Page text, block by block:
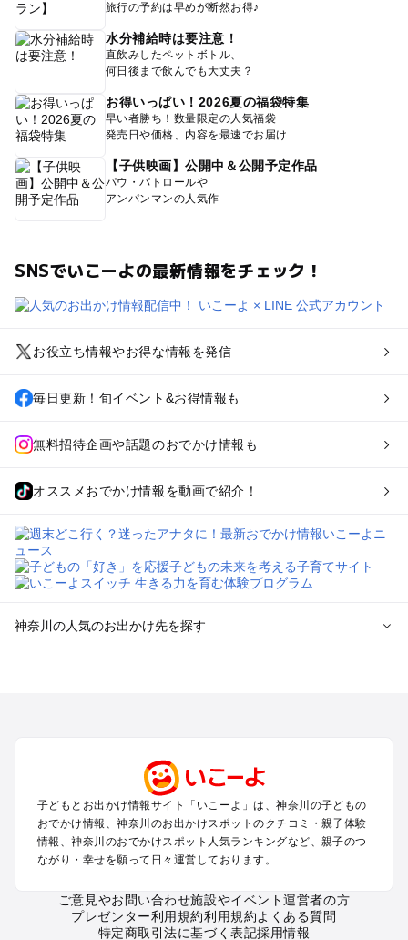
旅行の予約は早めが断然お得♪
水分補給時は要注意！
直飲みしたペットボトル、
何日後まで飲んでも大丈夫？
お得いっぱい！2026夏の福袋特集
早い者勝ち！数量限定の人気福袋
発売日や価格、内容を最速でお届け
【子供映画】公開中＆公開予定作品
パウ・パトロールや
アンパンマンの人気作
SNSでいこーよの最新情報をチェック！
お役立ち情報やお得な情報を発信
毎日更新！旬イベント&お得情報も
無料招待企画や話題のおでかけ情報も
オススメおでかけ情報を動画で紹介！
神奈川の人気のお出かけ先を探す
小田原・熱海・湯河原・真鶴のプールお出かけ
町田・相模原・愛川・上野原のプールお出かけ
新横浜・港北エリア・日吉・青葉台・鶴見のプールお出かけ
川崎のプールお出かけ
海老名・厚木のプールお出かけ
箱根（湯本・強羅・小涌谷・仙石原・芦ノ湖）のプールお出か
子どもとお出かけ情報サイト「いこーよ」は、神奈川の子どもの
おでかけ情報、神奈川のお出かけスポットのクチコミ・親子体験
情報、神奈川のおでかけスポット人気ランキングなど、親子のつ
ながり・幸せを願って日々運営しております。
ご意見やお問い合わせ施設やイベント運営者の方
プレゼンター利用規約利用規約よくある質問
特定商取引法に基づく表記採用情報